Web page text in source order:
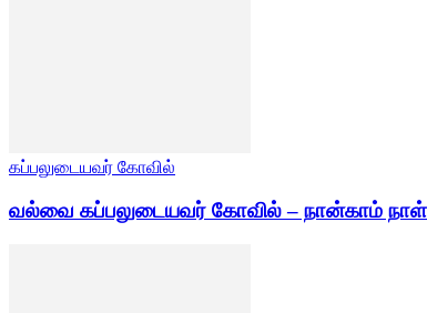
கப்பலுடையவர் கோவில்
வல்வை கப்பலுடையவர் கோவில் – நான்காம் நாள்